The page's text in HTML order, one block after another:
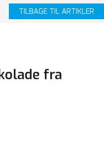
TILBAGE TIL ARTIKLER
fra